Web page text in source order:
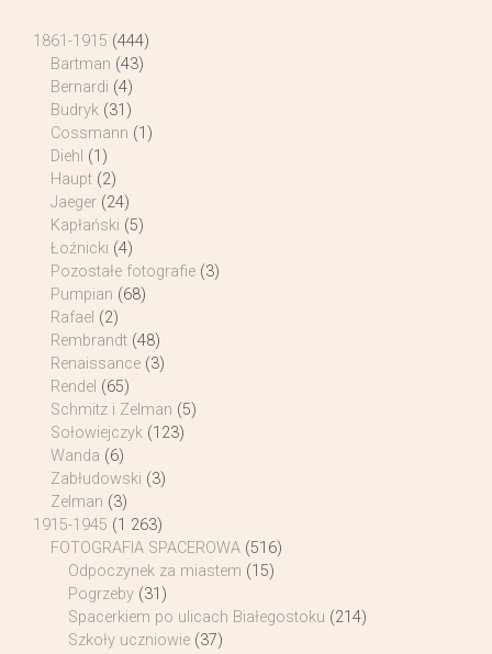
1861-1915 (444)
Bartman (43)
Bernardi (4)
Budryk (31)
Cossmann (1)
Diehl (1)
Haupt (2)
Jaeger (24)
Kapłański (5)
Łoźnicki (4)
Pozostałe fotografie (3)
Pumpian (68)
Rafael (2)
Rembrandt (48)
Renaissance (3)
Rendel (65)
Schmitz i Zelman (5)
Sołowiejczyk (123)
Wanda (6)
Zabłudowski (3)
Zelman (3)
1915-1945 (1 263)
FOTOGRAFIA SPACEROWA (516)
Odpoczynek za miastem (15)
Pogrzeby (31)
Spacerkiem po ulicach Białegostoku (214)
Szkoły uczniowie (37)